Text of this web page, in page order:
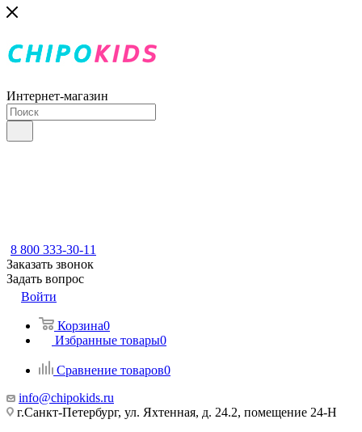
Интернет-магазин
8 800 333-30-11
Заказать звонок
Задать вопрос
Войти
Корзина0
Избранные товары0
Сравнение товаров0
info@chipokids.ru
г.Санкт-Петербург, ул. Яхтенная, д. 24.2, помещение 24-Н